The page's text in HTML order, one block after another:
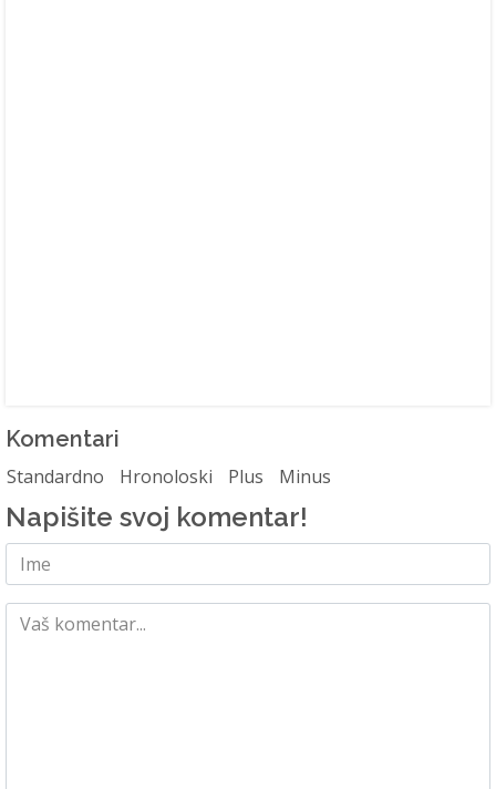
Komentari
Standardno Hronoloski Plus Minus
Napišite svoj komentar!